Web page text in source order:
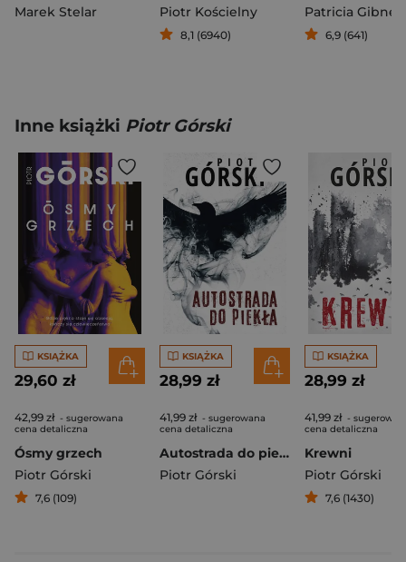
Marek Stelar
Piotr Kościelny
8,1 (6940)
Patricia Gibney
6,9 (641)
Inne książki Piotr Górski
KSIĄŻKA
29,60 zł
42,99 zł - sugerowana
cena detaliczna
Ósmy grzech
Piotr Górski
7,6 (109)
KSIĄŻKA
28,99 zł
41,99 zł - sugerowana
cena detaliczna
Autostrada do piekła. Komisarz Kruk. Tom 8
Piotr Górski
KSIĄŻKA
28,99 zł
41,99 zł -
cena detaliczna
Krewni
Piotr Górski
7,6 (1430)